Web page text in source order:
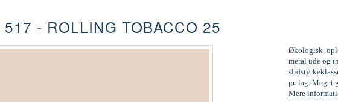
- ROLLING TOBACCO 25
Økologisk,
metal ude og
pr. lag. Meget
Mere